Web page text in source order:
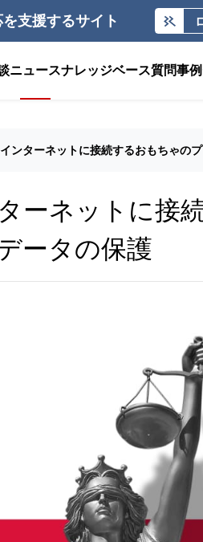
支援するサイト
ニュースナレッジベース質問事例
ンターネットに接続するおもちゃの
ーネットに接
ータの保護